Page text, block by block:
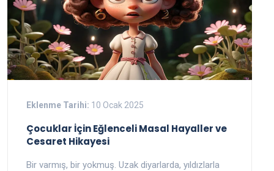
Eklenme Tarihi: 10 Ocak 2025
Çocuklar İçin Eğlenceli Masal Hayaller ve
Cesaret Hikayesi
Bir varmış, bir yokmuş. Uzak diyarlarda, yıldızlarla